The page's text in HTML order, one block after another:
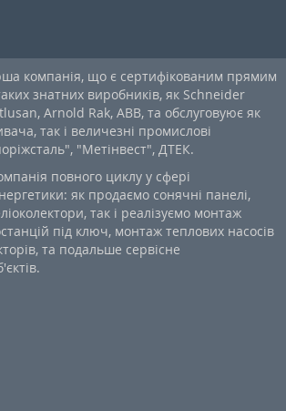
компанія, що є сертифікованим прямим
знатних виробників, як Schneider
Arnold Rak, ABB, та обслуговуює як
так і величезні промислові
"Метінвест", ДТЕК.
повного циклу у сфері
як продаємо сонячні панелі,
так і реалізуємо монтаж
під ключ, монтаж теплових насосів
та подальше сервісне